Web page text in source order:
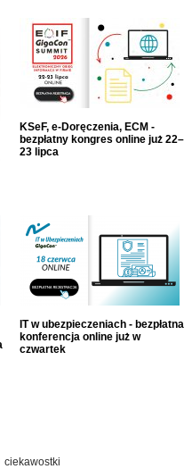
KSeF, e-Doręczenia, ECM -
bezpłatny kongres online już 22–
23 lipca
IT w ubezpieczeniach - bezpłatna
konferencja online już w
czwartek
ciekawostki